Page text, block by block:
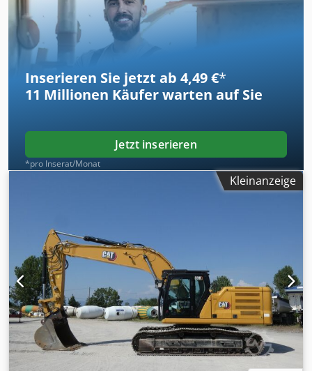
Reichweite ca. 10,8 m Schaufelinhalt ca. 1,7 m
Transportllnge ca. 10,4 m Transporthöhe ca. 3,4 m Breite
(mit 800 mm Ketten) ca. 3,2 m
Inserieren Sie jetzt ab 4,49 €*
11 Millionen Käufer warten auf Sie
Jetzt inserieren
*pro Inserat/Monat
Kleinanzeige